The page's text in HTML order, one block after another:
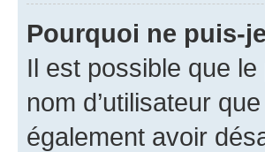
Pourquoi ne puis-
Il est possible que
nom d’utilisateur
également avoir